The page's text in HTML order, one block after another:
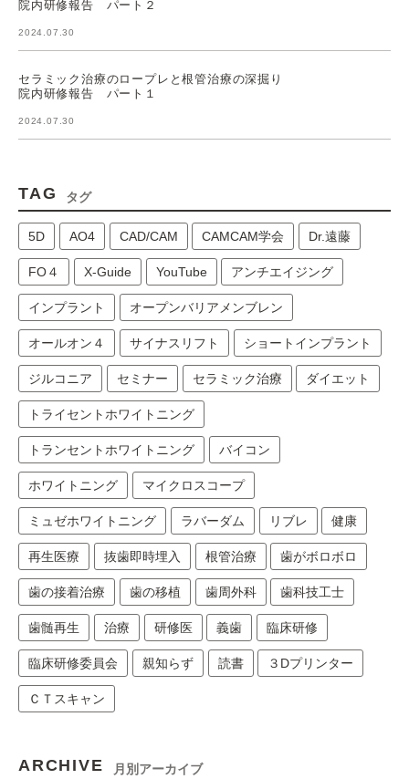
院内研修報告 パート２
2024.07.30
セラミック治療のロープレと根管治療の深掘り
院内研修報告 パート１
2024.07.30
TAG タグ
5D AO4 CAD/CAM CAMCAM学会 Dr.遠藤
FO４ X-Guide YouTube アンチエイジング
インプラント オープンバリアメンブレン
オールオン４ サイナスリフト ショートインプラント
ジルコニア セミナー セラミック治療 ダイエット
トライセントホワイトニング
トランセントホワイトニング バイコン
ホワイトニング マイクロスコープ
ミュゼホワイトニング ラバーダム リブレ 健康
再生医療 抜歯即時埋入 根管治療 歯がボロボロ
歯の接着治療 歯の移植 歯周外科 歯科技工士
歯髄再生 治療 研修医 義歯 臨床研修
臨床研修委員会 親知らず 読書 ３Dプリンター
ＣＴスキャン
ARCHIVE 月別アーカイブ